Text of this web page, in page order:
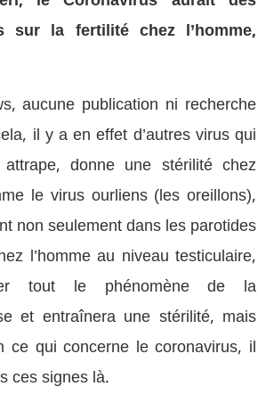
sur la fertilité chez l’homme,
aucune publication ni recherche
il y a en effet d’autres virus qui
donne une stérilité chez
le virus ourliens (les oreillons),
non seulement dans les parotides
l’homme au niveau testiculaire,
tout le phénomène de la
et entraînera une stérilité, mais
ce qui concerne le coronavirus, il
ces signes là.